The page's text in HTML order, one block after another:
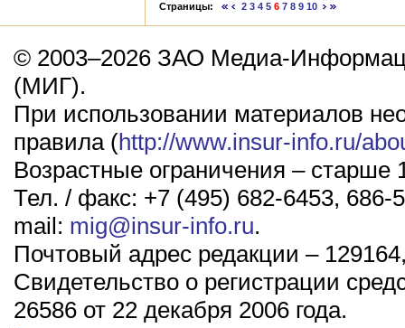
Страницы: 2 3 4 5 6 7 8 9 10
© 2003–2026 ЗАО Медиа-
(МИГ).
При использовании материалов
правила (http://www.insur-info.ru/
Возрастные ограничения – старше
Тел. / факс: +7 (495) 682-6453, 686-
mail: mig@insur-info.ru.
Почтовый адрес редакции –
Свидетельство о регистрации
26586 от 22 декабря 2006 года.